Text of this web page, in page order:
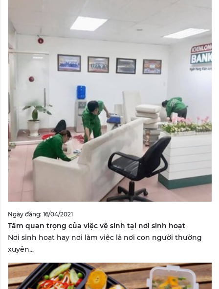
Ngày đăng: 16/04/2021
Tầm quan trọng của việc vệ sinh tại nơi sinh hoạt
Nơi sinh hoạt hay nơi làm việc là nơi con người thường
xuyên...